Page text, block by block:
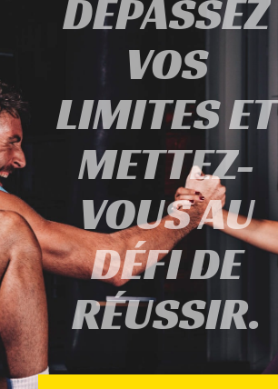
DÉPASSEZ
VOS
LIMITES ET
METTEZ-
VOUS AU
DÉFI DE
RÉUSSIR.